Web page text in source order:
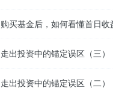
购买基金后，如何看懂首日收
走出投资中的锚定误区（三）
走出投资中的锚定误区（二）